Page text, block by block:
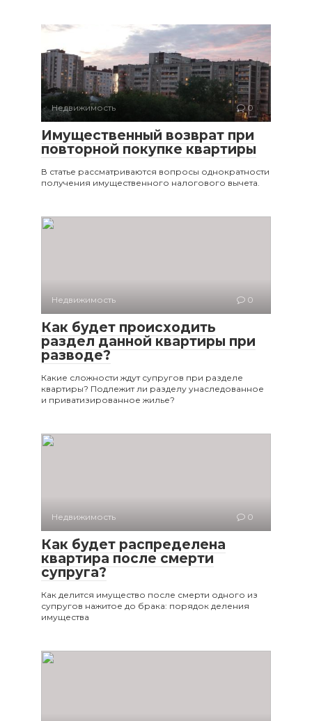
Недвижимость 0
Имущественный возврат при
повторной покупке квартиры
В статье рассматриваются вопросы однократности
получения имущественного налогового вычета.
Недвижимость 0
Как будет происходить
раздел данной квартиры при
разводе?
Какие сложности ждут супругов при разделе
квартиры? Подлежит ли разделу унаследованное
и приватизированное жилье?
Недвижимость 0
Как будет распределена
квартира после смерти
супруга?
Как делится имущество после смерти одного из
супругов нажитое до брака: порядок деления
имущества